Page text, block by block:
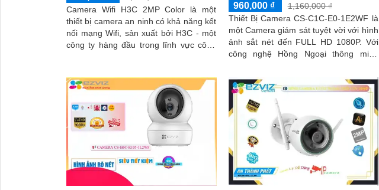
Camera Wifi H3C 2MP Color là một
thiết bị camera an ninh có khả năng kết
nối mạng Wifi, sản xuất bởi H3C - một
công ty hàng đầu trong lĩnh vực công
960,000 ₫
1,160,000 ₫
Thiết Bị Camera CS-C1C-E0-1E2WF là
một Camera giám sát tuyệt vời với hình
ảnh sắt nét đến FULL HD 1080P. Với
công nghệ Hồng Ngoại thông minh
ban đêm đến 10m mà vẫn giữ được
hình ảnh rõ ràng